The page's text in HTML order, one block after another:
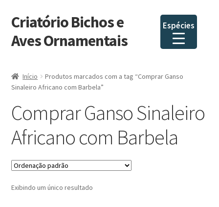
Espécies
Pular
para
navegação
Pular
para
o
Criatório Bichos e
Aves Ornamentais
Início
Produtos marcados com a tag “Comprar Ganso
Sinaleiro Africano com Barbela”
Comprar Ganso Sinaleiro
Africano com Barbela
Exibindo um único resultado